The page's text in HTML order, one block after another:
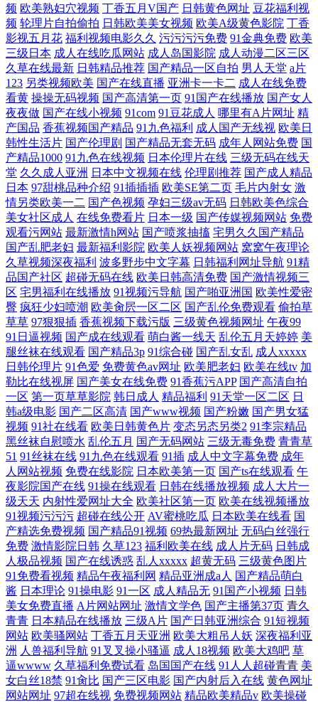
费自在 无限国产 国产高清国内精品 噼里啪啦动漫 影音先锋av光棍资源 国
产第一页屁屁影院 欧美中文字幕无线码 在线高清免费观看国语版全集 国
产精品一二三四五六 青娱乐最新地址 在线播放亚洲视频a 国产欧美影院站
长推荐 日本高清不卡在线播放
频 欧美熟妇穴视频 丁香五月V国产 日韩黄色网址 豆花福利视
频 轮理片自拍偷拍 日韩欧美美女视频 欧美A级黄色影院 丁香
影视五月花 福利视频电影久久 污污污污免费 91金典免费 欧美
三级日本 成人在线吃瓜网站 成人岛国影院 成人动漫二区三区
久草在线最新 日韩精品推荐 国产精品一区自拍 男人天堂 a片
123 另类视频欧美 国产在线直播 亚洲卡一卡二 成人在线免费
看黄 操操无码视频 国产高清第一页 91国产在线播放 国产女人
夜夜做 国产在线小视频 91com 91豆花成人 哪里有A片网址 精
产国品 香蕉视频国产精品 91九色福利 成人国产无线视 欧美日
韩性生活片 国产伦理剧 国产精品无套无码 成年人网站免费 国
产精品1000 91九色在线视频 日本伦理片在线 三级无码在线天
堂 久久成人亚洲 日本中文视频在线 伦理剧推荐 国产成人精品
日本 97甜桃品种介绍 91插插插 欧美SE第二页 毛片内射女 激
情另类欧美一二 国产色视频 孕妇三级av无码 日韩欧美色综合
美女社区成人 在线免费看片 日本一级 国产传媒视频网站 免费
观看污网站 最新激情h网站 国产喷浆抽搐 宅男久久国产精品
国产乱肥老妇 最新福利影院 欧美人妖视频网站 窝窝午夜理论
久草视频深夜福利 波多野步中文字幕 日韩福利网址导航 91精
品国产社区 超碰无码在线 欧美日韩高清免费 国产激情视频三
区 宅男福利在线播放 91视频污导航 国产啪亚洲国 欧美性爱密
臀 疯狂少妇喷潮 欧美肏屄一区二区 国产乱伦免费观看 偷拍草
草草 97狠狠插 香蕉视频下载污版 三级黄色视频网址 午夜99
91日逼视频 国产成在线观看 萌白酱一线天 乱伦五月天婷婷 美
腿丝袜在线观看 国产精品3p 91综合碰 国产乱女乱 成人xxxxx
日韩伦理片 91色爱 免费黄色av网址 欧美肥老妇 欧美在线tv 加
勒比在线视屏 国产美女在线免费 91香蕉污APP 国产高清自拍
一区 第一页草草影院 韩日成人 精品福利 91天堂一区二区 日
韩a级电影 国产二区高清 国产www视频 国产粉嫩 国产男女猛
视频 91社在线看 欧美日韩黄色片 变态另态另类2 91李宗精品
黑丝袜自慰喷水 乱伦五月 国产无码网站 三级无毒免费 青青草
51 91丝袜在线 91九色在线观看 91插 成人中文字幕免费 成年
人网站视频 免费在线影院 日本欧美第一页 国产ts在线观看 午
夜影院国产在线 91操在线观看 日韩在线播放视频 成人大片一
级天天 内射性爱网址大全 欧美社区第一页 欧美在线视频播放
91视频污污污 超碰在线公开 AV蜜桃吃瓜 日本欧美在线看 国
产精选免费视频 国产精品91视频 69热最新网址 无码白丝强行
免费 激情影院日韩 久草123 福利欧美在线 成人片无码 日韩成
人极品视频 国产在线诱惑 乱人xxxxx 超黄无码 三级黄色图片
91免费看视频 精品午夜福利网 精品亚洲成a人 国产精品萌白
酱 日本理论 91操电影 91一区 成人精品无 91国产小视频 日韩
美女免费直播 A片网站网址 激情文学色 国产主播第37页 青久
青青 日本精品在线播放 三级A片 国产日韩亚洲综合 91短视频
网站 欧美骚网站 丁香五月天亚洲 欧美大粗吊人妖 深夜福利亚
洲 人兽福利导航 91叉叉操小骚逼 成人18视频 欧美大鸡吧 草
逼wwww 久草福利免费试看 岛国国产在线 91人人超碰青青 美
女白丝18禁 91肏比 国产三区电影 国产内射后入在线 黄色网址
网站网址 97超在线视 免费视频网站 精品欧美精品v 欧美操碰